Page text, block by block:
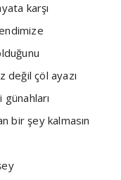
karşı
değil çöl ayazı
bir şey kalmasın